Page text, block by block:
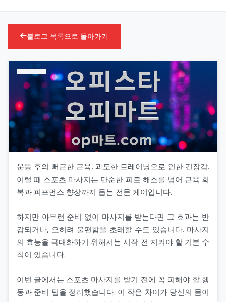
블로그 목록으로 돌아가기
운동 후의 뻐근한 근육, 과도한 트레이닝으로 인한 긴장감.
이럴 때 스포츠 마사지는 단순한 피로 해소를 넘어 근육 회
복과 퍼포먼스 향상까지 돕는 전문 케어입니다.
하지만 아무런 준비 없이 마사지를 받는다면 그 효과는 반
감되거나, 오히려 불편함을 초래할 수도 있습니다. 마사지
의 효능을 극대화하기 위해서는 시작 전 지켜야 할 기본 수
칙이 있습니다.
이번 글에서는 스포츠 마사지를 받기 전에 꼭 피해야 할 행
동과 준비 팁을 정리했습니다. 이 작은 차이가 당신의 몸이